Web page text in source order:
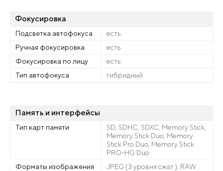
Фокусировка
Подсветка автофокуса
есть
Ручная фокусировка
есть
Фокусировка по лицу
есть
Тип автофокуса
гибридный
Память и интерфейсы
Тип карт памяти
SD, SDHC, SDXC, Memory Stick,
Memory Stick Duo, Memory
Stick Pro Duo, Memory Stick
PRO-HG Duo
Форматы изображения
JPEG (3 уровня сжат.), RAW